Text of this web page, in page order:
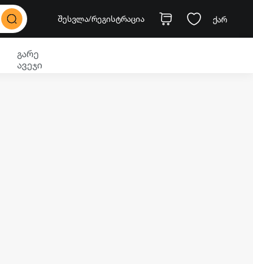
შესვლა/რეგისტრაცია ქარ
გარე
ავეჯი